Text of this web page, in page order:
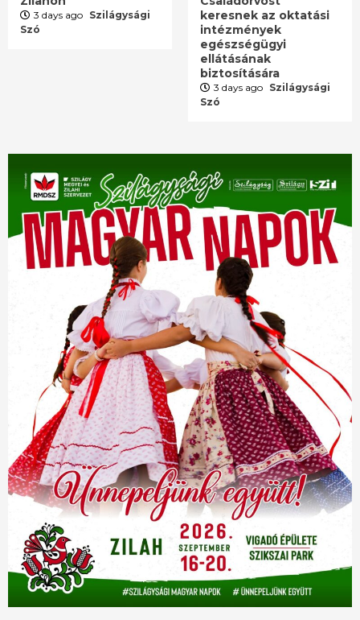
3 days ago Szilágysági
Szó
keresnek az oktatási
intézmények
egészségügyi
ellátásának
biztosítására
3 days ago Szilágysági
Szó